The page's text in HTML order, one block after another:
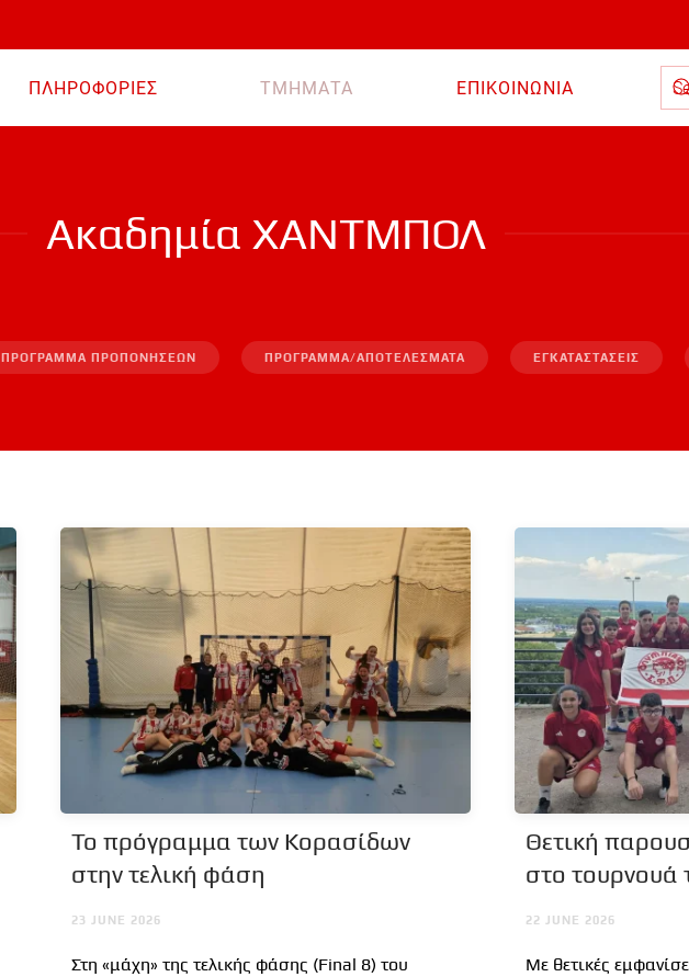
ΠΛΗΡΟΦΟΡΙΕΣ ΤΜΗΜΑΤΑ
ΕΠΙΚΟΙΝΩΝΙΑ
Aκαδημία ΧΑΝΤΜΠΟΛ
ΠΡΟΓΡΑΜΜΑ ΠΡΟΠΟΝΗΣΕΩΝ ΠΡΟΓΡΑΜΜΑ/ΑΠΟΤΕΛΕΣΜΑΤΑ ΕΓΚΑΤΑΣΤΑΣΕΙΣ
Το πρόγραμμα των Κορασίδων
στην τελική φάση
23 JUNE 2026
Στη «μάχη» της τελικής φάσης (Final 8) του
Θετική
στο τουρνουά
22 JUNE 2026
Με θετικές